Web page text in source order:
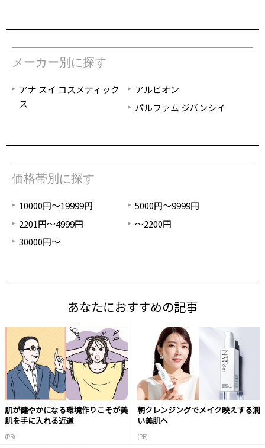
メーカー別に探す
アナ スイ コスメティック
ス
アルビオン
パルファム ジバンシイ
価格帯別に探す
10000円～19999円
5000円～9999円
2201円～4999円
～2200円
30000円～
あなたにおすすめの記事
肌が健やかになる環境作りこそが美
肌を手に入れる近道
(PR)
朝クレンジングでメイク映えする潤
い美肌へ
(PR)